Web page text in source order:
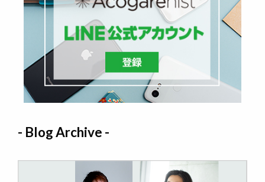
- Blog Archive -